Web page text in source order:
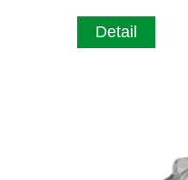
Detail